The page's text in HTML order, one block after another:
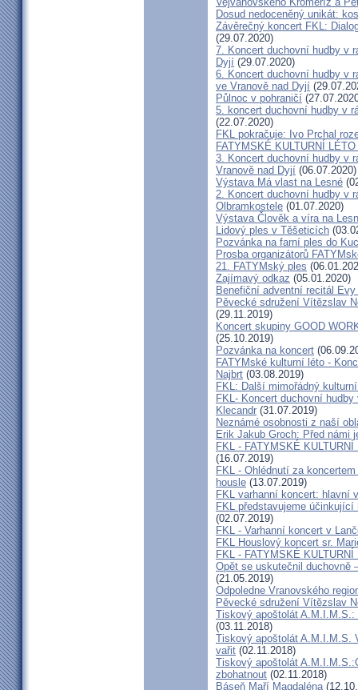
Dosud nedoceněný unikát:
Závěrečný koncert FKL:
(29.07.2020)
7. Koncert duchovní hudby v
Dyjí (29.07.2020)
6. Koncert duchovní hudby v
ve Vranově nad Dyjí
Půlnoc v pohraničí
5. koncert duchovní hudby v
(22.07.2020)
FKL pokračuje: Ivo Prchal
FATYMSKÉ KULTURNÍ
3. Koncert duchovní hudby v
Vranově nad Dyjí (06.07.2020)
Výstava Má vlast na Lesné
2. Koncert duchovní hudby v
Olbramkostele (01.07.2020)
Výstava Člověk a víra na
Lidový ples v Těšeticích
Pozvánka na farní ples do
Prosba organizátorů
21. FATYMský ples
Zajímavý odkaz (05.01.2020)
Benefiční adventní recitál
Pěvecké sdružení Vítězslav
(29.11.2019)
Koncert skupiny GOOD
(25.10.2019)
Pozvánka na koncert
FATYMské kulturní léto -
Najbrt (03.08.2019)
FKL: Další mimořádný
FKL- Koncert duchovní
Klecandr (31.07.2019)
Neznámé osobnosti z naší
Erik Jakub Groch: Před námi
FKL - FATYMSKÉ
(16.07.2019)
FKL - Ohlédnutí za
housle (13.07.2019)
FKL varhanní koncert: hlavní
FKL představujeme
(02.07.2019)
FKL - Varhanní koncert v
FKL Houslový koncert sr.
FKL - FATYMSKÉ KULTURNÍ
Opět se uskutečnil duchovně
(21.05.2019)
Odpoledne Vranovského
Pěvecké sdružení Vítězslav
Tiskový apoštolát
(03.11.2018)
Tiskový apoštolát A.M.I.M.S.
vařit (02.11.2018)
Tiskový apoštolát
zbohatnout (02.11.2018)
Báseň Maří Magdaléna